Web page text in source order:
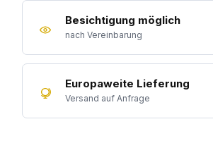
Besichtigung möglich
nach Vereinbarung
Europaweite Lieferung
Versand auf Anfrage